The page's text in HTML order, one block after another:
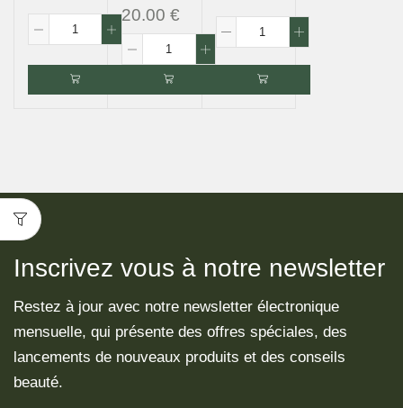
20.00€
Inscrivez vous à notre newsletter
Restez à jour avec notre newsletter électronique
mensuelle, qui présente des offres spéciales, des
lancements de nouveaux produits et des conseils
beauté.